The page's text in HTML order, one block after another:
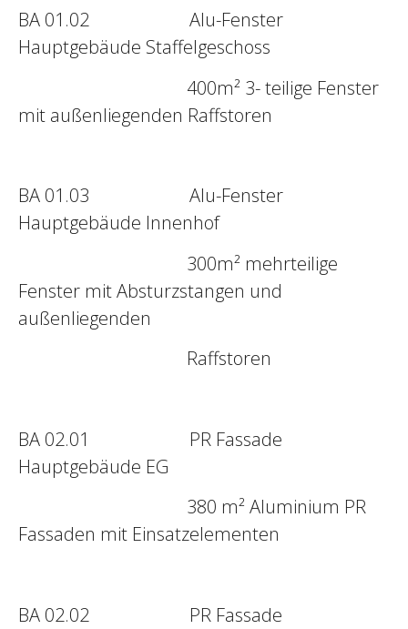
BA 01.02 Alu-Fenster
Hauptgebäude Staffelgeschoss
400m² 3- teilige Fenster
mit außenliegenden Raffstoren
BA 01.03 Alu-Fenster
Hauptgebäude Innenhof
300m² mehrteilige
Fenster mit Absturzstangen und
außenliegenden
Raffstoren
BA 02.01 PR Fassade
Hauptgebäude EG
380 m² Aluminium PR
Fassaden mit Einsatzelementen
BA 02.02 PR Fassade